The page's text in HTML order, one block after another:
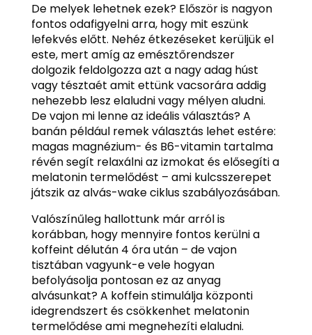
De melyek lehetnek ezek? Először is nagyon
fontos odafigyelni arra, hogy mit eszünk
lefekvés előtt. Nehéz étkezéseket kerüljük el
este, mert amíg az emésztőrendszer
dolgozik feldolgozza azt a nagy adag húst
vagy tésztaét amit ettünk vacsorára addig
nehezebb lesz elaludni vagy mélyen aludni.
De vajon mi lenne az ideális választás? A
banán például remek választás lehet estére:
magas magnézium- és B6-vitamin tartalma
révén segít relaxálni az izmokat és elősegíti a
melatonin termelődést – ami kulcsszerepet
játszik az alvás-wake ciklus szabályozásában.
Valószínűleg hallottunk már arról is
korábban, hogy mennyire fontos kerülni a
koffeint délután 4 óra után – de vajon
tisztában vagyunk-e vele hogyan
befolyásolja pontosan ez az anyag
alvásunkat? A koffein stimulálja központi
idegrendszert és csökkenhet melatonin
termelődése ami megnehezíti elaludni.